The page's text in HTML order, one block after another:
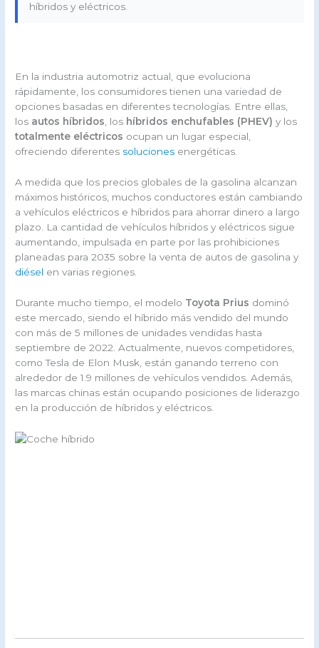
híbridos y eléctricos.
En la industria automotriz actual, que evoluciona
rápidamente, los consumidores tienen una variedad de
opciones basadas en diferentes tecnologías. Entre ellas,
los autos híbridos , los híbridos enchufables (PHEV) y los
totalmente eléctricos ocupan un lugar especial,
ofreciendo diferentes soluciones energéticas.
A medida que los precios globales de la gasolina alcanzan
máximos históricos, muchos conductores están cambiando
a vehículos eléctricos e híbridos para ahorrar dinero a largo
plazo. La cantidad de vehículos híbridos y eléctricos sigue
aumentando, impulsada en parte por las prohibiciones
planeadas para 2035 sobre la venta de autos de gasolina y
diésel en varias regiones.
Durante mucho tiempo, el modelo Toyota Prius dominó
este mercado, siendo el híbrido más vendido del mundo
con más de 5 millones de unidades vendidas hasta
septiembre de 2022. Actualmente, nuevos competidores,
como Tesla de Elon Musk, están ganando terreno con
alrededor de 1.9 millones de vehículos vendidos. Además,
las marcas chinas están ocupando posiciones de liderazgo
en la producción de híbridos y eléctricos.